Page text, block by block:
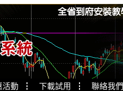
活動 ┇ 下載試用 ┇ 聯絡我們